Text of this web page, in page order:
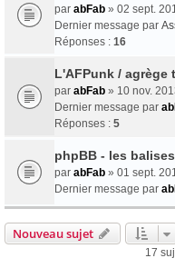
par abFab » 02 sept.
Dernier message par
Réponses : 16
L'AFPunk / agrège
par abFab » 10 nov.
Dernier message par
Réponses : 5
phpBB - les
par abFab » 01 sept.
Dernier message par
Nouveau sujet
17